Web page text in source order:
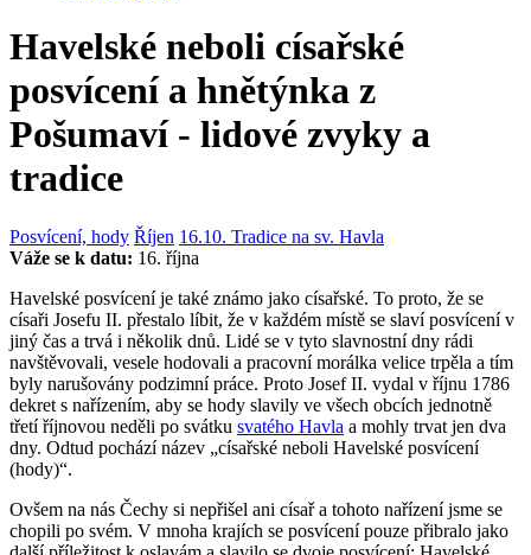
Havelské neboli císařské
posvícení a hnětýnka z
Pošumaví - lidové zvyky a
tradice
Posvícení, hody Říjen 16.10. Tradice na sv. Havla
Váže se k datu: 16. října
Havelské posvícení je také známo jako císařské. To proto, že se
císaři Josefu II. přestalo líbit, že v každém místě se slaví posvícení v
jiný čas a trvá i několik dnů. Lidé se v tyto slavnostní dny rádi
navštěvovali, vesele hodovali a pracovní morálka velice trpěla a tím
byly narušovány podzimní práce. Proto Josef II. vydal v říjnu 1786
dekret s nařízením, aby se hody slavily ve všech obcích jednotně
třetí říjnovou neděli po svátku svatého Havla a mohly trvat jen dva
dny. Odtud pochází název „císařské neboli Havelské posvícení
(hody)“.
Ovšem na nás Čechy si nepřišel ani císař a tohoto nařízení jsme se
chopili po svém. V mnoha krajích se posvícení pouze přibralo jako